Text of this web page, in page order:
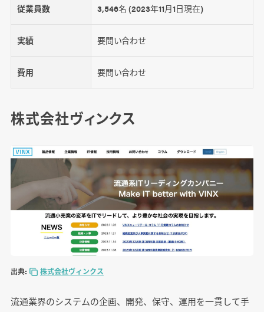
従業員数 3,546名 (2023年11月1日現在)
実績 要問い合わせ
費用 要問い合わせ
株式会社ヴィンクス
出典: 株式会社ヴィンクス
流通業界のシステムの企画、開発、保守、運用を一貫して手